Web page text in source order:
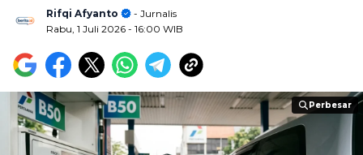
Rifqi Afyanto
- Jurnalis
Rabu, 1 Juli 2026 - 16:00 WIB
Perbesar
Perbesar